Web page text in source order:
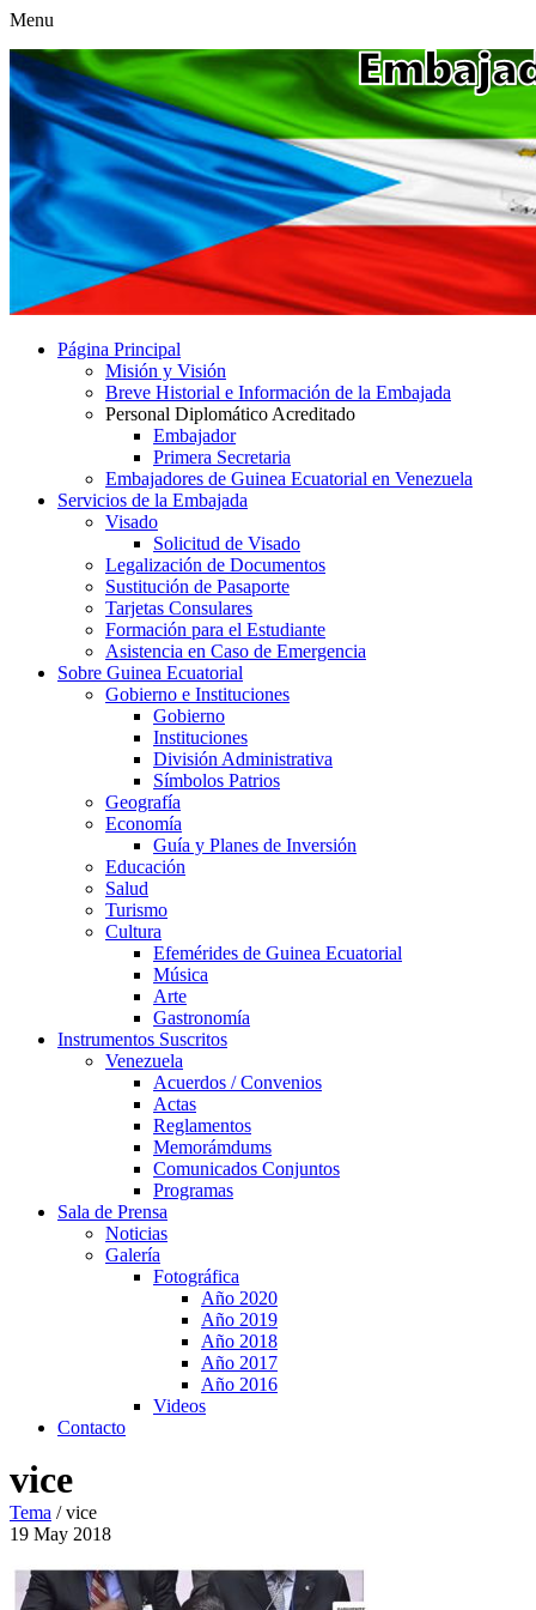
Menu
Página Principal
Misión y Visión
Breve Historial e Información de la Embajada
Personal Diplomático Acreditado
Embajador
Primera Secretaria
Embajadores de Guinea Ecuatorial en Venezuela
Servicios de la Embajada
Visado
Solicitud de Visado
Legalización de Documentos
Sustitución de Pasaporte
Tarjetas Consulares
Formación para el Estudiante
Asistencia en Caso de Emergencia
Sobre Guinea Ecuatorial
Gobierno e Instituciones
Gobierno
Instituciones
División Administrativa
Símbolos Patrios
Geografía
Economía
Guía y Planes de Inversión
Educación
Salud
Turismo
Cultura
Efemérides de Guinea Ecuatorial
Música
Arte
Gastronomía
Instrumentos Suscritos
Venezuela
Acuerdos / Convenios
Actas
Reglamentos
Memorámdums
Comunicados Conjuntos
Programas
Sala de Prensa
Noticias
Galería
Fotográfica
Año 2020
Año 2019
Año 2018
Año 2017
Año 2016
Videos
Contacto
vice
Tema /vice
19 May 2018